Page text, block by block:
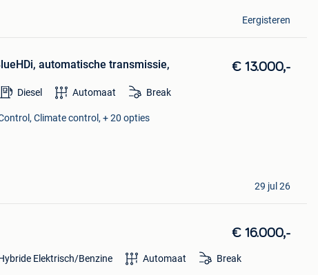
Eergisteren
automatische transmissie, € 13.000,-
Diesel Automaat Break
Climate control, + 20 opties
29 jul 26
€ 16.000,-
Elektrisch/Benzine Automaat Break